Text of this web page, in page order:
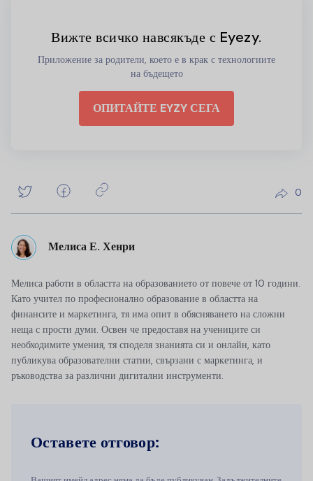
Вижте всичко навсякъде с Eyezy.
Приложение за родители, което е в крак с технологиите
на бъдещето
ОПИТАЙТЕ EYZY СЕГА
0
Мелиса Е. Хенри
Мелиса работи в областта на образованието от повече от 10 години.
Като учител по професионално образование в областта на
финансите и маркетинга, тя има опит в обясняването на сложни
неща с прости думи. Освен че предоставя на учениците си
необходимите умения, тя споделя знанията си и онлайн, като
публикува образователни статии, свързани с маркетинга, и
ръководства за различни дигитални инструменти.
Оставете отговор: